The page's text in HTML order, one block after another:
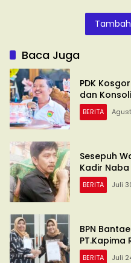
Baca Juga
PDK
dan
BERITA
Sesepuh
Kadir
BERITA Juli
BPN
BERITA Juli